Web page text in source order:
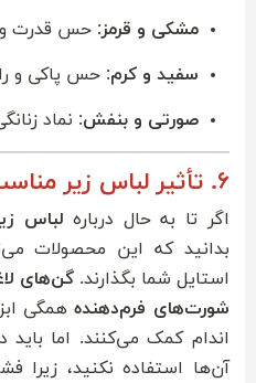
مشکی و قرمز: حس قدرت و
سفید و کرم: حس پاکی و
صورتی و بنفش: نماد
۶. تأثیر لباس زیر مناسب بر فرم بدن
اگر تا به حال درباره لباس
بدانید که این محصولات
استایل شما بگذارند.گن‌های
شورت‌های فرم‌دهندههمگی
اندام کمک می‌کنند. اما
آن‌ها استفاده نکنید، زیرا